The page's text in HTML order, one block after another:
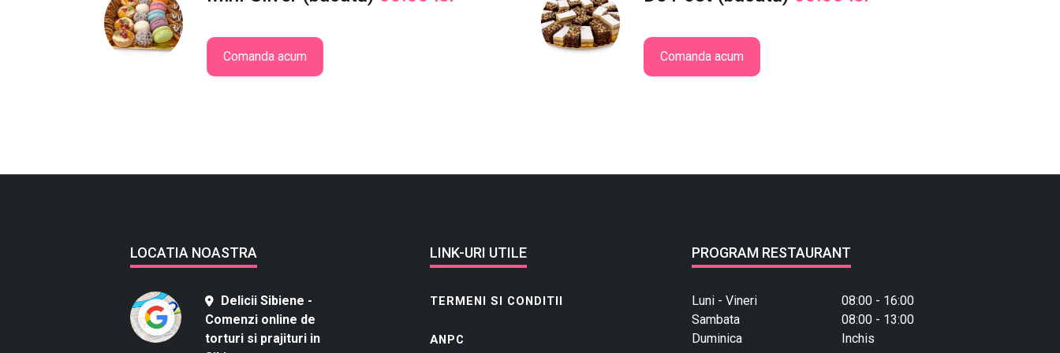
Comanda acum Comanda acum
LOCATIA NOASTRA
Delicii Sibiene -
Comenzi online de
torturi si prajituri in
LINK-URI UTILE
TERMENI SI CONDITII
ANPC
PROGRAM RESTAURANT
Luni - Vineri
08:00 - 16:00
Sambata
08:00 - 13:00
Duminica
Inchis